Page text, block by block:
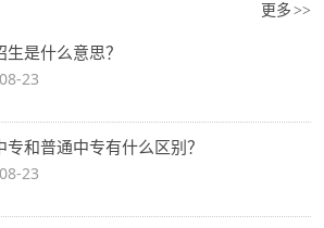
更多 >>
生是什么意思？
23
专和普通中专有什么区别？
23